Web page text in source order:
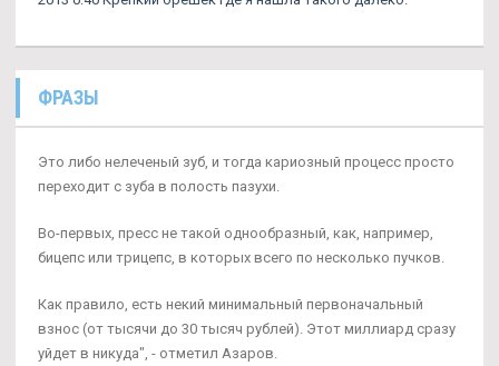
ФРАЗЫ
Это либо нелеченый зуб, и тогда кариозный процесс просто
переходит с зуба в полость пазухи.
Во-первых, пресс не такой однообразный, как, например,
бицепс или трицепс, в которых всего по несколько пучков.
Как правило, есть некий минимальный первоначальный
взнос (от тысячи до 30 тысяч рублей). Этот миллиард сразу
уйдет в никуда", - отметил Азаров.